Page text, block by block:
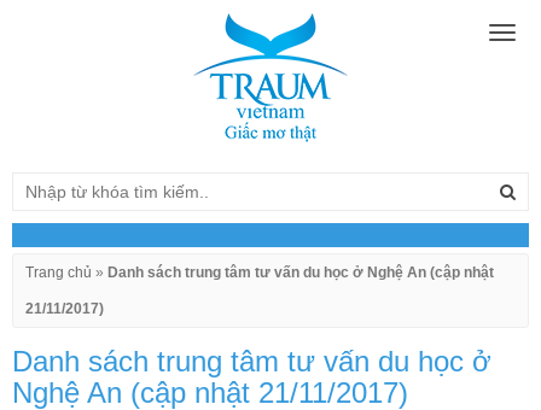
Trang chủ » Danh sách trung tâm tư vấn du học ở Nghệ An (cập nhật
21/11/2017)
Danh sách trung tâm tư vấn du học ở
Nghệ An (cập nhật 21/11/2017)